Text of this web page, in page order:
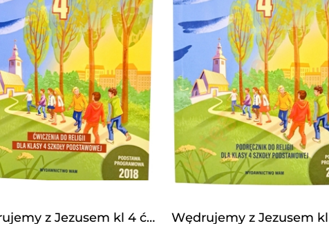
Wędrujemy z Jezusem kl 4 ćwiczenia WAM